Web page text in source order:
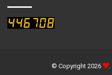
© Copyright 2026